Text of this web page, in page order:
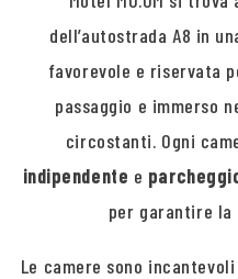
dell’autostrada A8 in
favorevole e riservata
passaggio e immerso
circostanti. Ogni
indipendente e
per garantire la
Le camere sono